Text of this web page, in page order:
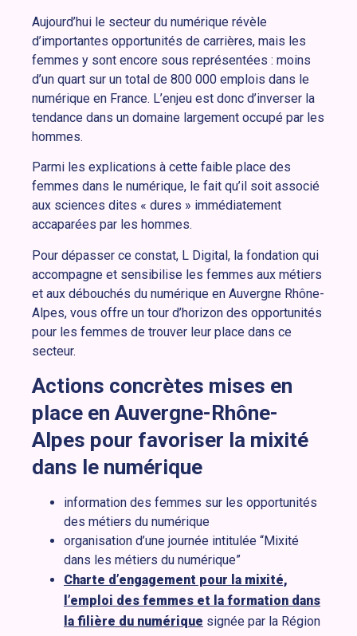
Aujourd’hui le secteur du numérique révèle
d’importantes opportunités de carrières, mais les
femmes y sont encore sous représentées : moins
d’un quart sur un total de 800 000 emplois dans le
numérique en France. L’enjeu est donc d’inverser la
tendance dans un domaine largement occupé par les
hommes.
Parmi les explications à cette faible place des
femmes dans le numérique, le fait qu’il soit associé
aux sciences dites « dures » immédiatement
accaparées par les hommes.
Pour dépasser ce constat, L Digital, la fondation qui
accompagne et sensibilise les femmes aux métiers
et aux débouchés du numérique en Auvergne Rhône-
Alpes, vous offre un tour d’horizon des opportunités
pour les femmes de trouver leur place dans ce
secteur.
Actions concrètes mises en
place en Auvergne-Rhône-
Alpes pour favoriser la mixité
dans le numérique
information des femmes sur les opportunités
des métiers du numérique
organisation d’une journée intitulée “Mixité
dans les métiers du numérique”
Charte d’engagement pour la mixité,
l’emploi des femmes et la formation dans
la filière du numérique signée par la Région